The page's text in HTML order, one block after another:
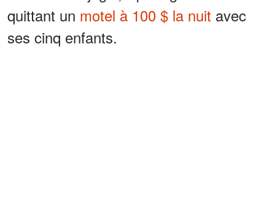
quittant un motel à 100 $ la nuit avec
ses cinq enfants.